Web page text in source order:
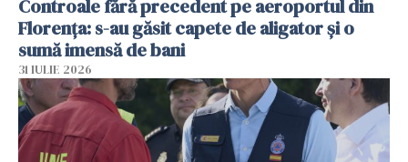
Controale fără precedent pe aeroportul din
Florența: s-au găsit capete de aligator și o
sumă imensă de bani
31 IULIE 2026